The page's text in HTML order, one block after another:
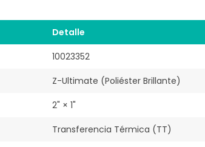
Detalle
10023352
Z-Ultimate (Poliéster Brillante)
2" × 1"
Transferencia Térmica (TT)